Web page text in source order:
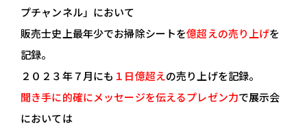
プチャンネル」において
販売士史上最年少でお掃除シートを億超えの売り上げを
記録。
２０２３年７月にも １日億超えの売り上げを記録。
聞き手に的確にメッセージを伝えるプレゼン力で展示会
においては